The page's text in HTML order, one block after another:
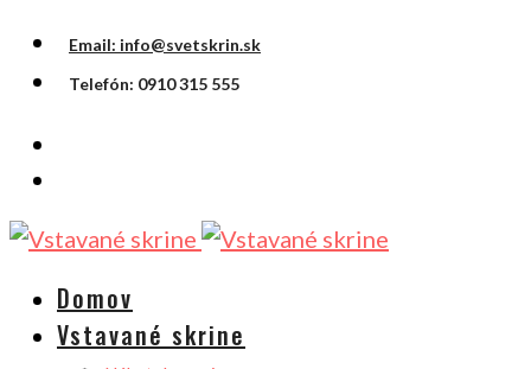
Email: info@svetskrin.sk
Telefón: 0910 315 555
Domov
Vstavané skrine